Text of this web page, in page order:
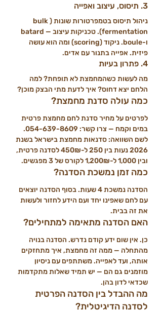
3. תיסוס, עיצוב ואפייה
ניהול תיסוס בטמפרטורות שונות (bulk
ו-boule. ניקוד (scoring) ומה הוא עושה
פיזית. אפייה בתנור עם אדים.
4. פתרון בעיות
מה לעשות כשהמחמצת לא תופחת? למה
הלחם יצא דחוס? איך לדעת מתי הבצק מוכן?
כמה עולה סדנת מחמצת?
לפרטים על מחיר סדנת לחם מחמצת פרטית
במים וקמח — צרו קשר: 054-639-8609.
לשם השוואה: סדנאות מחמצת בישראל בשנת
2026 נעות בין 250 ל-450₪ לסדנה פרטית,
ובין 1,000 ל-1,200₪ לקורס של 3 מפגשים.
כמה זמן נמשכת הסדנה?
הסדנה נמשכת 4 שעות. בסוף הסדנה יוצאים
עם לחם שאפינו יחד ועם הידע לחזור ולעשות
את זה בבית.
האם הסדנה מתאימה למתחילים?
כן. אין שום ידע קודם נדרש. הסדנה בנויה
מהתחלה — ממה זה מחמצת, איך מתחזקים
אותה, ועד לאפייה. משתתפים עם ניסיון
מוזמנים גם הם — יש תמיד שאלות מתקדמות
שכדאי לדון בהן.
מה ההבדל בין הסדנה הפרטית
לסדנה הדיגיטלית?